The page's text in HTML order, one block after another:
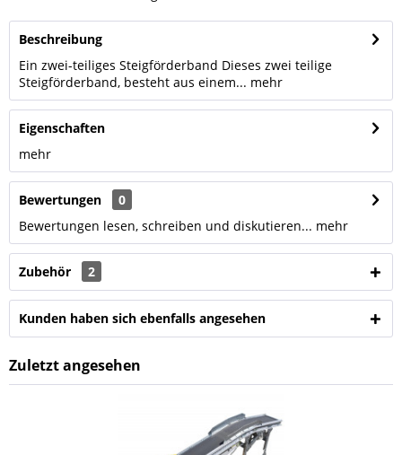
Beschreibung
Ein zwei-teiliges Steigförderband Dieses zwei teilige
Steigförderband, besteht aus einem... mehr
Eigenschaften
mehr
Bewertungen
0
Bewertungen lesen, schreiben und diskutieren... mehr
Zubehör 2
Kunden haben sich ebenfalls angesehen
Zuletzt angesehen